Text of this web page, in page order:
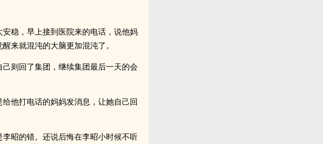
稳，早上接到医院来的电话，说他妈
来就混沌的大脑更加混沌了。
则回了集团，继续集团最后一天的会
他打电话的妈妈发消息，让她自己回
昭的错。还说后悔在李昭小时候不听